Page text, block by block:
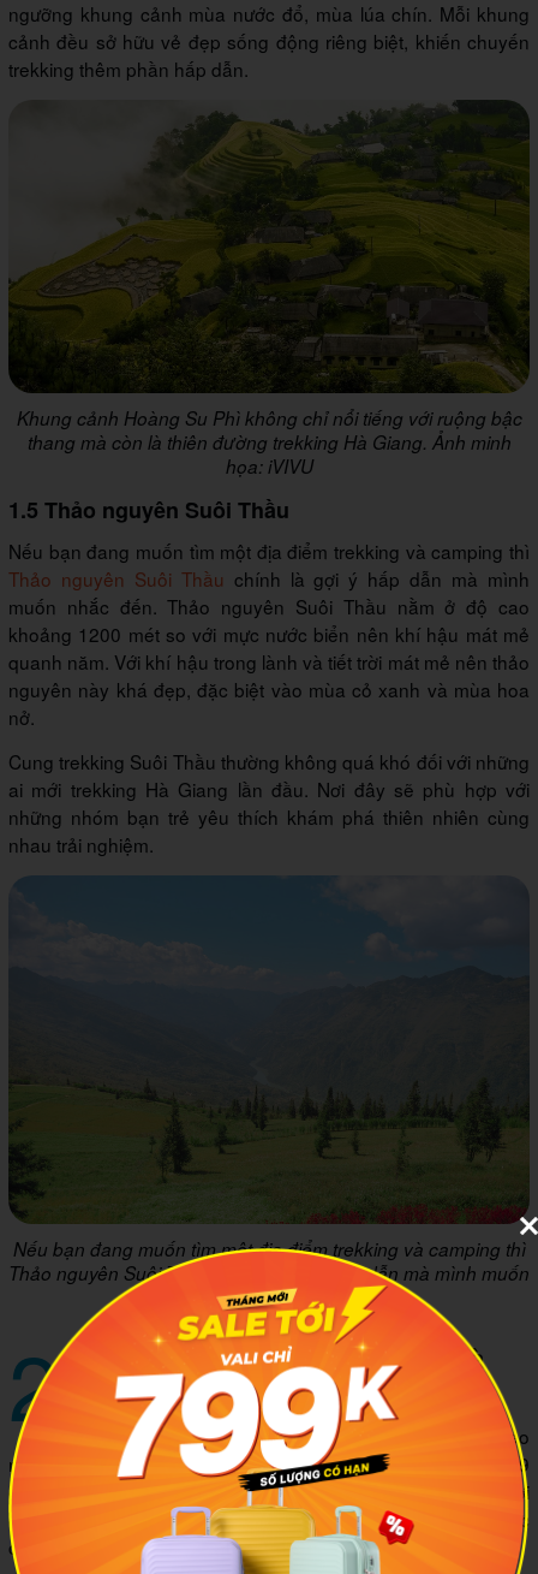
ngưỡng khung cảnh mùa nước đổ, mùa lúa chín. Mỗi khung
cảnh đều sở hữu vẻ đẹp sống động riêng biệt, khiến chuyến
trekking thêm phần hấp dẫn.
Khung cảnh Hoàng Su Phì không chỉ nổi tiếng với ruộng bậc
thang mà còn là thiên đường trekking Hà Giang. Ảnh minh
họa: iVIVU
1.5 Thảo nguyên Suôi Thầu
Nếu bạn đang muốn tìm một địa điểm trekking và camping thì
Thảo nguyên Suôi Thầu chính là gợi ý hấp dẫn mà mình
muốn nhắc đến. Thảo nguyên Suôi Thầu nằm ở độ cao
khoảng 1200 mét so với mực nước biển nên khí hậu mát mẻ
quanh năm. Với khí hậu trong lành và tiết trời mát mẻ nên thảo
nguyên này khá đẹp, đặc biệt vào mùa cỏ xanh và mùa hoa
nở.
Cung trekking Suôi Thầu thường không quá khó đối với những
ai mới trekking Hà Giang lần đầu. Nơi đây sẽ phù hợp với
những nhóm bạn trẻ yêu thích khám phá thiên nhiên cùng
nhau trải nghiệm.
Nếu bạn đang muốn tìm một địa điểm trekking và camping thì
Thảo nguyên Suôi Thầu chính là gợi ý hấp dẫn mà mình muốn
nhắc đến. Ảnh minh họa: Dân trí
2 Thời điểm lý tưởng để trekking Hà
Giang
Thời điểm lý tưởng nhất để trekking hà Giang theo
mình cập nhật được là mùa thu và đầu đông (tức từ tháng 9
đến tháng 12). Khi ấy, thời tiết mát mẻ và khô ráo, thuận lợi
cho các hoạt động di chuyển đường dài. Đây cũng là lúc các
cung đường Hà Giang trở nên rực rỡ nhất.